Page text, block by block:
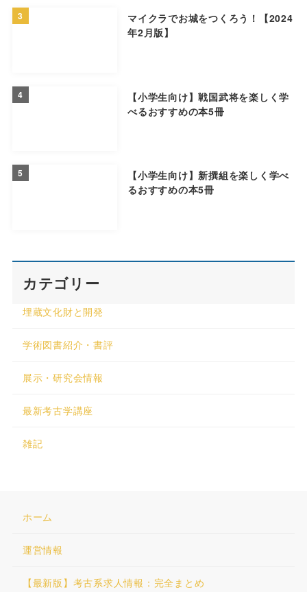
3
マイクラでお城をつくろう！【2024
年2月版】
4
【小学生向け】戦国武将を楽しく学
べるおすすめの本5冊
5
【小学生向け】新撰組を楽しく学べ
るおすすめの本5冊
カテゴリー
埋蔵文化財と開発
学術図書紹介・書評
展示・研究会情報
最新考古学講座
雑記
ホーム
運営情報
【最新版】考古系求人情報：完全まとめ